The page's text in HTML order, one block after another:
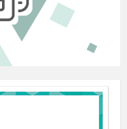
для опіку: